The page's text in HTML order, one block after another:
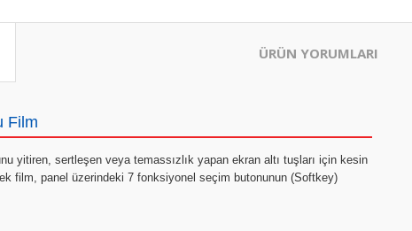
ÜRÜN YORUMLARI
Film
yitiren, sertleşen veya temassızlık yapan ekran altı tuşları için kesin
film, panel üzerindeki 7 fonksiyonel seçim butonunun (Softkey)